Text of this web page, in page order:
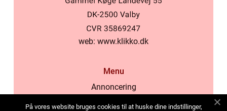
web: www.klikko.dk
Menu
Annoncering
På vores website bruges cookies til at huske dine indstillinger,